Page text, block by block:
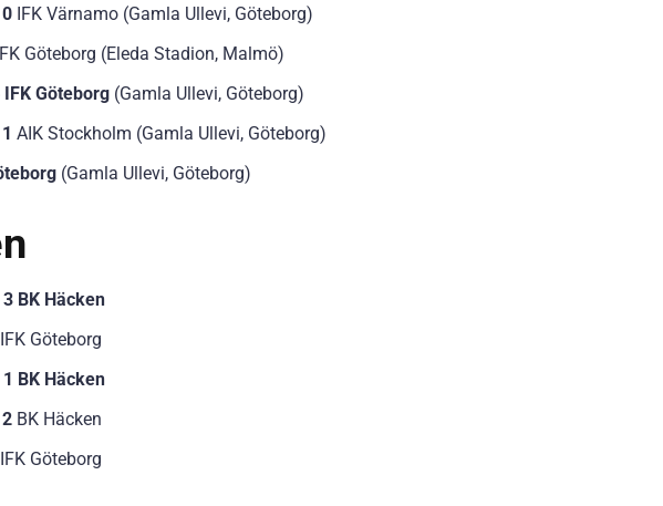
IFK Värnamo (Gamla Ullevi, Göteborg)
Göteborg (Eleda Stadion, Malmö)
IFK Göteborg (Gamla Ullevi, Göteborg)
AIK Stockholm (Gamla Ullevi, Göteborg)
(Gamla Ullevi, Göteborg)
3 BK Häcken
IFK Göteborg
1 BK Häcken
BK Häcken
IFK Göteborg